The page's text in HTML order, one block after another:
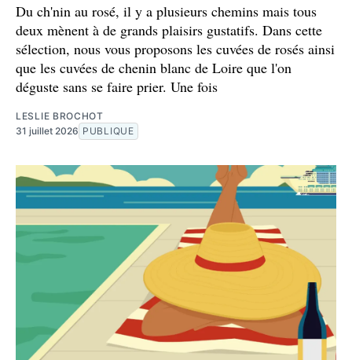
Du ch'nin au rosé, il y a plusieurs chemins mais tous
deux mènent à de grands plaisirs gustatifs. Dans cette
sélection, nous vous proposons les cuvées de rosés ainsi
que les cuvées de chenin blanc de Loire que l'on
déguste sans se faire prier. Une fois
LESLIE BROCHOT
31 juillet 2026 PUBLIQUE